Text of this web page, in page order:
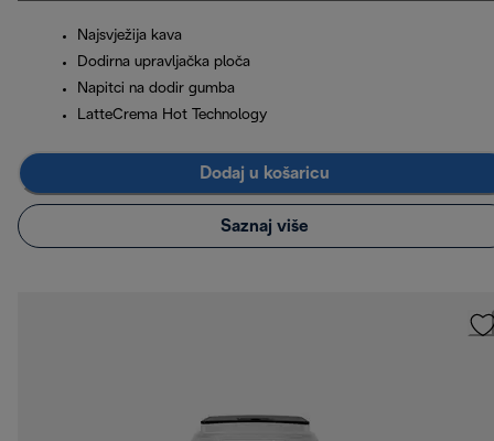
Najsvježija kava
Dodirna upravljačka ploča
Napitci na dodir gumba
LatteCrema Hot Technology
Dodaj u košaricu
Saznaj više